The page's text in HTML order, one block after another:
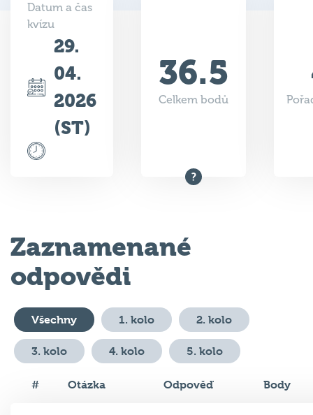
Datum a čas
kvízu
29.
04.
2026
(ST)
36.5
Celkem bodů
Zaznamenané
odpovědi
Všechny 1. kolo 2. kolo
3. kolo 4. kolo 5. kolo
# Otázka Odpověď Body